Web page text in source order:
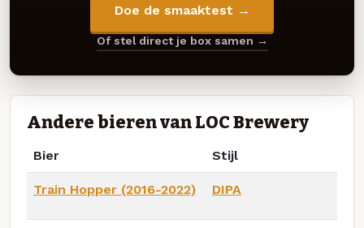
Doe de smaaktest →
Of stel direct je box samen →
Andere bieren van LOC Brewery
Bier Stijl
Train Hopper (2016-2022) DIPA